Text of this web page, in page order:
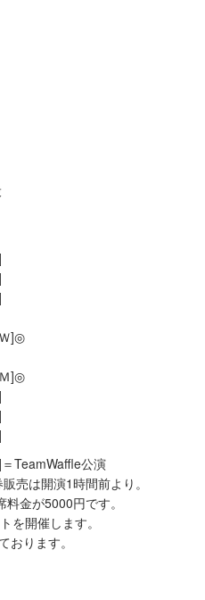
]◎
]◎
TeamWaffle公演
売は開演1時間前より。
金が5000円です。
を開催します。
おります。